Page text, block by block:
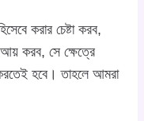
করার চেষ্টা করব,
আয় করব, সে ক্ষেত্রে
হবে। তাহলে আমরা